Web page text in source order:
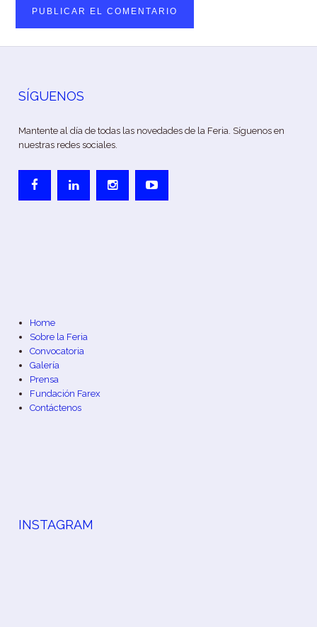
SÍGUENOS
Mantente al día de todas las novedades de la Feria. Síguenos en
nuestras redes sociales.
Home
Sobre la Feria
Convocatoria
Galería
Prensa
Fundación Farex
Contáctenos
INSTAGRAM